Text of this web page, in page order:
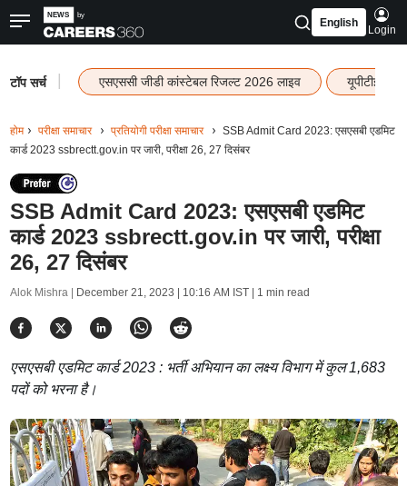
English
Login
टॉप सर्च एसएससी जीडी कांस्टेबल रिजल्ट 2026 लाइव यूपीटीईटी
होम परीक्षा समाचार प्रतियोगी परीक्षा समाचार
SSB Admit Card 2023: एसएसबी एडमिट
कार्ड 2023 ssbrectt.gov.in पर जारी, परीक्षा 26, 27 दिसंबर
SSB Admit Card 2023: एसएसबी एडमिट
कार्ड 2023 ssbrectt.gov.in पर जारी, परीक्षा
26, 27 दिसंबर
Alok Mishra | December 21, 2023 | 10:16 AM IST| 1 min read
एसएसबी एडमिट कार्ड 2023 : भर्ती अभियान का लक्ष्य विभाग में कुल 1,683
पदों को भरना है।